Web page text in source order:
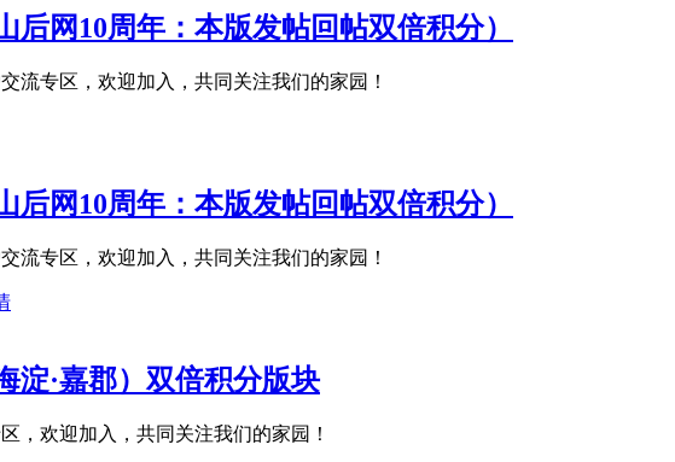
后网10周年：本版发帖回帖双倍积分）
流专区，欢迎加入，共同关注我们的家园！
后网10周年：本版发帖回帖双倍积分）
流专区，欢迎加入，共同关注我们的家园！
淀·嘉郡）双倍积分版块
，欢迎加入，共同关注我们的家园！